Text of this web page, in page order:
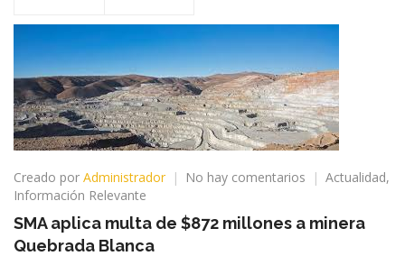
Creado por Administrador No hay comentarios
en
multa
Actualidad,
Información Relevante
SMA aplica multa de $872 millones a minera
Quebrada Blanca